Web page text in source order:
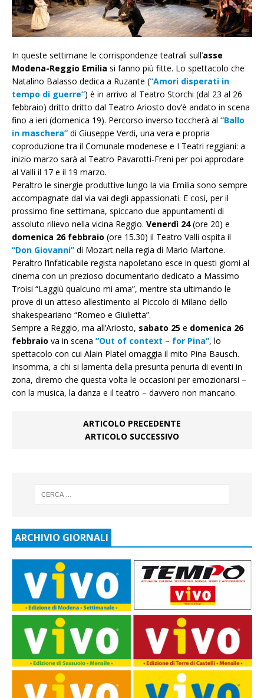
In queste settimane le corrispondenze teatrali sull’asse
Modena-Reggio Emilia si fanno più fitte. Lo spettacolo che
Natalino Balasso dedica a Ruzante (“Amori disperati in
tempo di guerre”) è in arrivo al Teatro Storchi (dal 23 al 26
febbraio) dritto dritto dal Teatro Ariosto dov’è andato in scena
fino a ieri (domenica 19). Percorso inverso toccherà al “Ballo
in maschera” di Giuseppe Verdi, una vera e propria
coproduzione tra il Comunale modenese e I Teatri reggiani: a
inizio marzo sarà al Teatro Pavarotti-Freni per poi approdare
al Valli il 17 e il 19 marzo.
Peraltro le sinergie produttive lungo la via Emilia sono sempre
accompagnate dal via vai degli appassionati. E così, per il
prossimo fine settimana, spiccano due appuntamenti di
assoluto rilievo nella vicina Reggio. Venerdì 24(ore 20) e
domenica 26 febbraio (ore 15.30) il Teatro Valli ospita il
“Don Giovanni” di Mozart nella regia di Mario Martone.
Peraltro l’infaticabile regista napoletano esce in questi giorni al
cinema con un prezioso documentario dedicato a Massimo
Troisi “Laggiù qualcuno mi ama”, mentre sta ultimando le
prove di un atteso allestimento al Piccolo di Milano dello
shakespeariano “Romeo e Giulietta”.
Sempre a Reggio, ma all’Ariosto, sabato 25 e domenica 26
febbraio va in scena “Out of context – for Pina”, lo
spettacolo con cui Alain Platel omaggia il mito Pina Bausch.
Insomma, a chi si lamenta della presunta penuria di eventi in
zona, diremo che questa volta le occasioni per emozionarsi –
con la musica, la danza e il teatro – davvero non mancano.
ARTICOLO PRECEDENTE
ARTICOLO SUCCESSIVO
ARCHIVIO GIORNALI